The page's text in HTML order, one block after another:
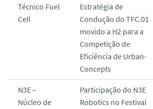
Técnico Fuel
Cell
Estratégia de
Condução do TFC.01
movido a H2 para a
Competição de
Eficiência de Urban-
Concepts
N3E –
Núcleo de
Participação do N3E
Robotics no Festival